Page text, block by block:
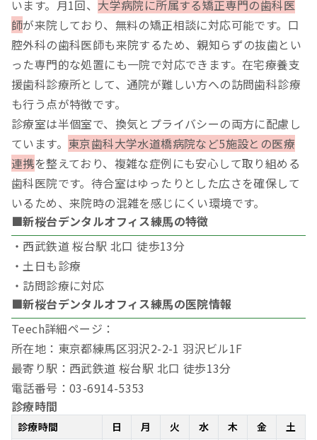
います。月1回、 大学病院に所属する矯正専門の歯科医
師が来院しており、無料の矯正相談に対応可能です。口
腔外科の歯科医師も来院するため、親知らずの抜歯とい
った専門的な処置にも一院で対応できます。在宅療養支
援歯科診療所として、通院が難しい方への訪問歯科診療
も行う点が特徴です。
診療室は半個室で、換気とプライバシーの両方に配慮し
ています。 東京歯科大学水道橋病院など5施設との医療
連携を整えており、複雑な症例にも安心して取り組める
歯科医院です。待合室はゆったりとした広さを確保して
いるため、来院時の混雑を感じにくい環境です。
■新桜台デンタルオフィス練馬の特徴
・西武鉄道 桜台駅 北口 徒歩13分
・土日も診療
・訪問診療に対応
■新桜台デンタルオフィス練馬の医院情報
Teech詳細ページ：
所在地：東京都練馬区羽沢2-2-1 羽沢ビル1F
最寄り駅：西武鉄道 桜台駅 北口 徒歩13分
電話番号：03-6914-5353
診療時間
診療時間 日 月 火 水 木 金
土